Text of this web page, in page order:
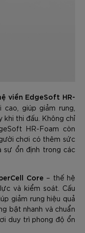
viền EdgeSoft HR-
cao, giúp giảm rung,
khi thi đấu. Không chỉ
HR-Foam còn
chơi có thêm sức
sự ổn định trong các
Core – thế hệ
và kiểm soát. Cấu
giảm rung hiệu quả
bật nhanh và chuẩn
duy trì phong độ ổn